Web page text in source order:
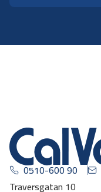
0510-600 90
Traversgatan 10